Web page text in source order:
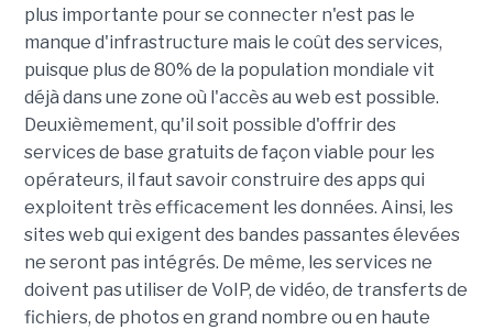
plus importante pour se connecter n'est pas le
manque d'infrastructure mais le coût des services,
puisque plus de 80% de la population mondiale vit
déjà dans une zone où l'accès au web est possible.
Deuxièmement, qu'il soit possible d'offrir des
services de base gratuits de façon viable pour les
opérateurs, il faut savoir construire des apps qui
exploitent très efficacement les données. Ainsi, les
sites web qui exigent des bandes passantes élevées
ne seront pas intégrés. De même, les services ne
doivent pas utiliser de VoIP, de vidéo, de transferts de
fichiers, de photos en grand nombre ou en haute